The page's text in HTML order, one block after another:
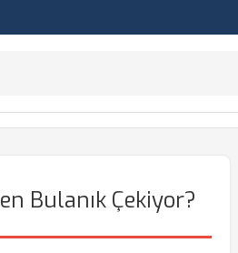
Bulanık Çekiyor?